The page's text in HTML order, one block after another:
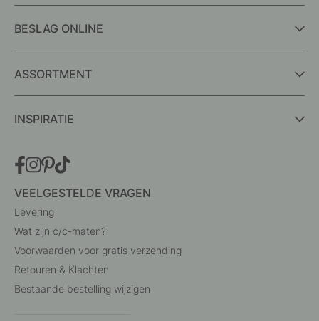
BESLAG ONLINE
ASSORTMENT
INSPIRATIE
VEELGESTELDE VRAGEN
Levering
Wat zijn c/c-maten?
Voorwaarden voor gratis verzending
Retouren & Klachten
Bestaande bestelling wijzigen